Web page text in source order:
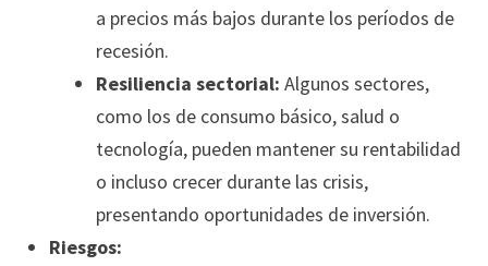
a precios más bajos durante los períodos de
recesión.
Resiliencia sectorial: Algunos sectores,
como los de consumo básico, salud o
tecnología, pueden mantener su rentabilidad
o incluso crecer durante las crisis,
presentando oportunidades de inversión.
Riesgos: